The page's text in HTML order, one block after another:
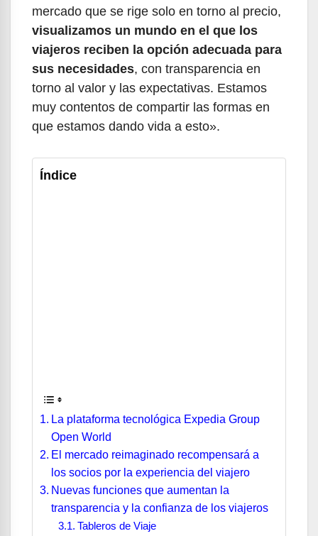
mercado que se rige solo en torno al precio,
visualizamos un mundo en el que los
viajeros reciben la opción adecuada para
sus necesidades, con transparencia en
torno al valor y las expectativas. Estamos
muy contentos de compartir las formas en
que estamos dando vida a esto».
Índice
La plataforma tecnológica Expedia Group
Open World
El mercado reimaginado recompensará a
los socios por la experiencia del viajero
Nuevas funciones que aumentan la
transparencia y la confianza de los viajeros
Tableros de Viaje